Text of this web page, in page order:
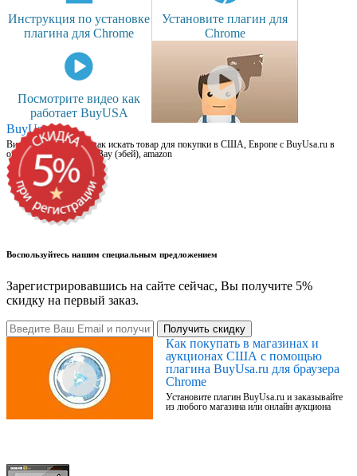
Инструкция по установке
плагина для Chrome
Установите плагин для
Chrome
Посмотрите видео как
работает BuyUSA
BuyUsa.ru
Видео для новичков: как искать товар для покупки в США, Европе с BuyUsa.ru в
онлайн магазинах, на eBay (эбей), amazon
Воспользуйтесь нашим специальным предложением
Зарегистрировавшись на сайте сейчас, Вы получите 5%
скидку на первый заказ.
Получить скидку
Как покупать в магазинах и
аукционах США с помощью
плагина BuyUsa.ru для браузера
Chrome
Установите плагин BuyUsa.ru и заказывайте
из любого магазина или онлайн аукциона